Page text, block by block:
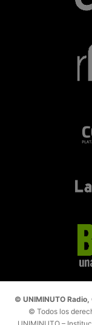
© UNIMINUTO
© Todos los